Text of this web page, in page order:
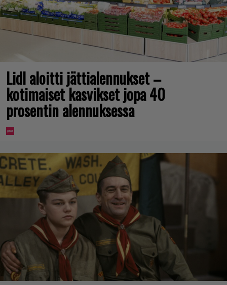
Lidl aloitti jättialennukset –
kotimaiset kasvikset jopa 40
prosentin alennuksessa